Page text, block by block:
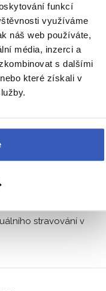
funkcí
využíváme
náš web používáte,
média, inzerci a
s dalšími
které získali v
dvoulůžkových a
vlastním soc.
jídlo na místech s
stravování v